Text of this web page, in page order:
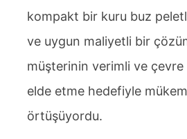
kompakt bir kuru buz
ve uygun maliyetli bir
müşterinin verimli ve
elde etme hedefiyle
örtüşüyordu.